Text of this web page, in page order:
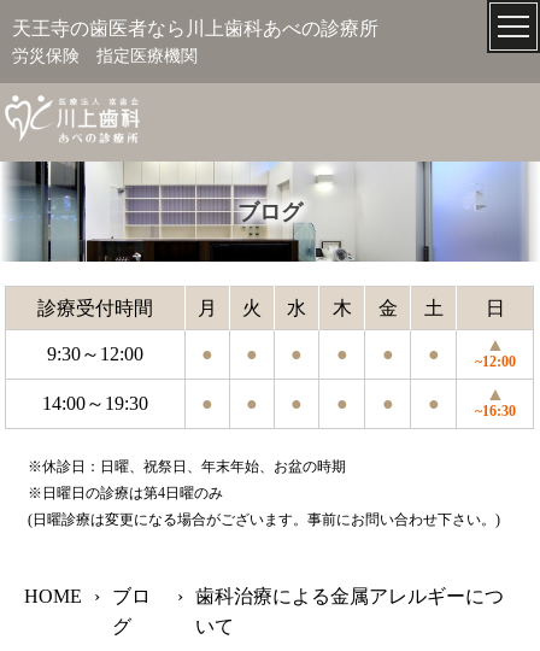
天王寺の歯医者なら川上歯科あべの診療所
労災保険 指定医療機関
ブログ
診療受付時間 月 火 水 木 金 土 日
9:30～12:00 ● ● ● ● ● ● ▲
~12:00
14:00～19:30 ● ● ● ● ● ● ▲
~16:30
※休診日：日曜、祝祭日、年末年始、お盆の時期
※日曜日の診療は第4日曜のみ
(日曜診療は変更になる場合がございます。事前にお問い合わせ下さい。)
HOME ›
ブロ
グ
›
歯科治療による金属アレルギーにつ
いて